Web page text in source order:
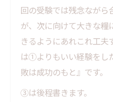
回の受験では残念ながら
が、次に向けて大きな糧
きるようにあれこれ工夫
は①よりもいい経験をし
敗は成功のもと』です。
③は後程書きます。